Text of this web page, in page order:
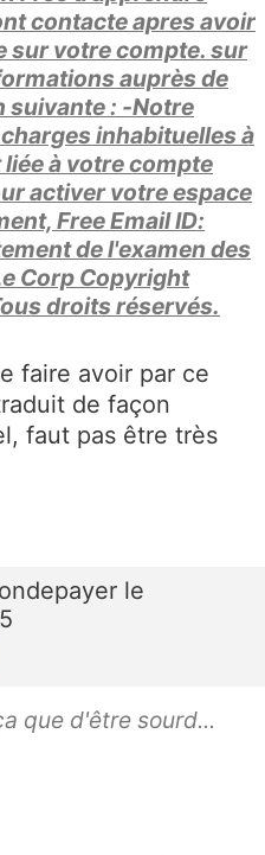
contacte apres avoir
sur votre compte. sur
auprès de
suivante : -Notre
inhabituelles à
à votre compte
activer votre espace
Free Email ID:
de l'examen des
Corp Copyright
droits réservés.
faire avoir par ce
de façon
faut pas être très
le
que d'être sourd...